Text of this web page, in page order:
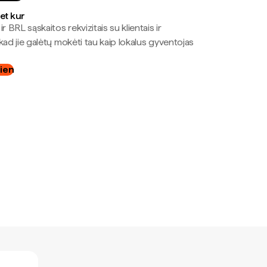
kur
ir BRL sąskaitos rekvizitais su klientais ir
jie galėtų mokėti tau kaip lokalus gyventojas